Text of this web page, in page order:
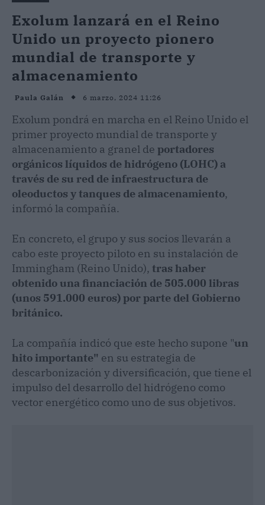
Exolum lanzará en el Reino
Unido un proyecto pionero
mundial de transporte y
almacenamiento
Paula Galán 6 marzo, 2024 11:26
Exolum pondrá en marcha en el Reino Unido el
primer proyecto mundial de transporte y
almacenamiento a granel de portadores
orgánicos líquidos de hidrógeno (LOHC) a
través de su red de infraestructura de
oleoductos y tanques de almacenamiento,
informó la compañía.
En concreto, el grupo y sus socios llevarán a
cabo este proyecto piloto en su instalación de
Immingham (Reino Unido), tras haber
obtenido una financiación de 505.000 libras
(unos 591.000 euros) por parte del Gobierno
británico.
La compañía indicó que este hecho supone "un
hito importante" en su estrategia de
descarbonización y diversificación, que tiene el
impulso del desarrollo del hidrógeno como
vector energético como uno de sus objetivos.